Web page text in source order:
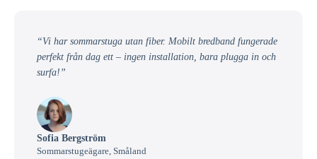
“Vi har sommarstuga utan fiber. Mobilt bredband fungerade
perfekt från dag ett – ingen installation, bara plugga in och
surfa!”
Sofia Bergström
Sommarstugeägare, Småland